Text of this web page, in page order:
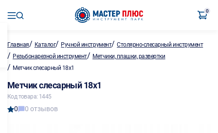
0
Главная/ Каталог/ Ручной инструмент/Столярно-слесарный инструмент
/ Резьбонарезной инструмент/ Метчики, плашки, развертки
/ Метчик слесарный 18х1
Метчик слесарный 18х1
Код товара: 1445
0 0 отзывов